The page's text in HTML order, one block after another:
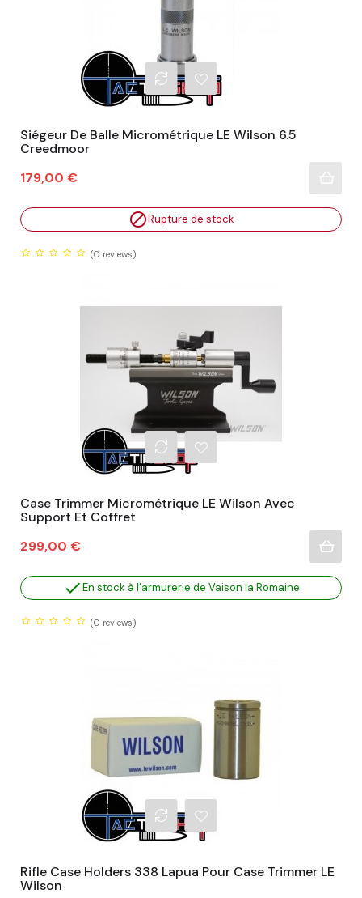
Siégeur De Balle Micrométrique LE Wilson 6.5
Creedmoor
Prix
179,00 €
Rupture de stock
(0 reviews)
Case Trimmer Micrométrique LE Wilson Avec
Support Et Coffret
Prix
299,00 €
En stock à l'armurerie de Vaison la Romaine
(0 reviews)
Rifle Case Holders 338 Lapua Pour Case Trimmer LE
Wilson